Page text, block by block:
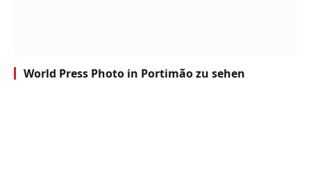
World Press Photo in Portimão zu sehen